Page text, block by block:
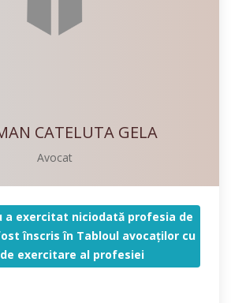
CATELUTA GELA
Avocat
a exercitat niciodată profesia de
înscris în Tabloul avocaţilor cu
exercitare al profesiei